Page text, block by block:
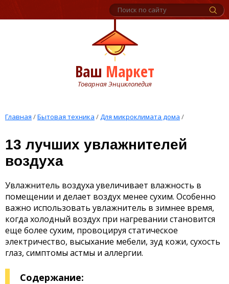
Ваш Маркет
Товарная Энциклопедия
Главная /Бытовая техника /Для микроклимата дома /
13 лучших увлажнителей
воздуха
Увлажнитель воздуха увеличивает влажность в
помещении и делает воздух менее сухим. Особенно
важно использовать увлажнитель в зимнее время,
когда холодный воздух при нагревании становится
еще более сухим, провоцируя статическое
электричество, высыхание мебели, зуд кожи, сухость
глаз, симптомы астмы и аллергии.
Содержание: